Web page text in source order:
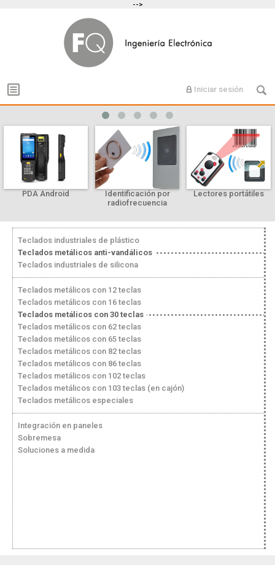
-->
Iniciar sesión
PDA Android
Identificación por
radiofrecuencia
Lectores portátiles
Teclados industriales de plástico
Teclados metálicos anti-vandálicos
Teclados industriales de silicona
Teclados metálicos con 12 teclas
Teclados metálicos con 16 teclas
Teclados metálicos con 30 teclas
Teclados metálicos con 62 teclas
Teclados metálicos con 65 teclas
Teclados metálicos con 82 teclas
Teclados metálicos con 86 teclas
Teclados metálicos con 102 teclas
Teclados metálicos con 103 teclas (en cajón)
Teclados metálicos especiales
Integración en paneles
Sobremesa
Soluciones a medida